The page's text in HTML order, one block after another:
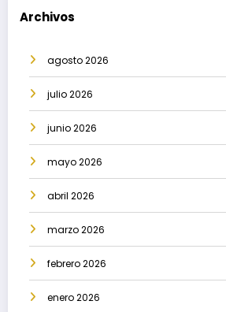
Archivos
agosto 2026
julio 2026
junio 2026
mayo 2026
abril 2026
marzo 2026
febrero 2026
enero 2026